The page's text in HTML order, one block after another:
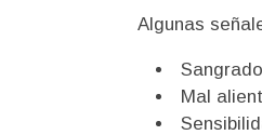
Algunas
Mal